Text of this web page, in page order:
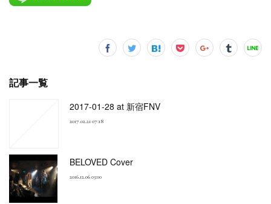
記事一覧
2017-01-28 at 新宿FNV
2017.02.21 07:18
BELOVED Cover
2016.12.06 03:00